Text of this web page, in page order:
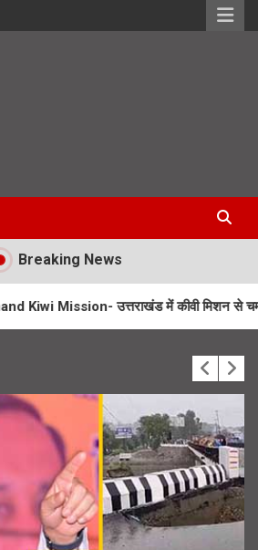
Breaking News
उत्तराखंड में कीवी मिशन से चमकेगी किसानों की